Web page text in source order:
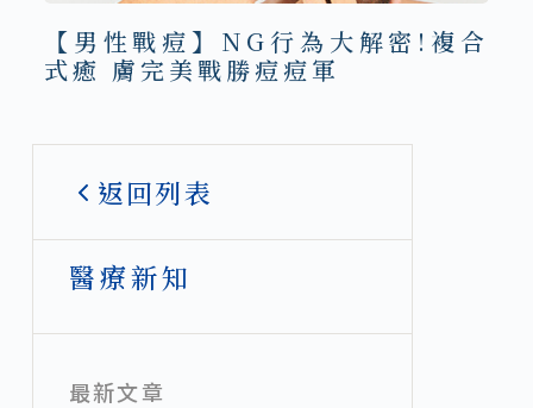
返回列表
醫療新知
最新文章
【男性戰痘】NG行為大解密!複合
式癒 膚完美戰勝痘痘軍